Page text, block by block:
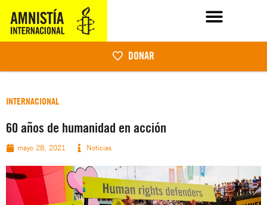
DONAR
INTERNACIONAL
60 años de humanidad en acción
mayo 28, 2021 Noticias